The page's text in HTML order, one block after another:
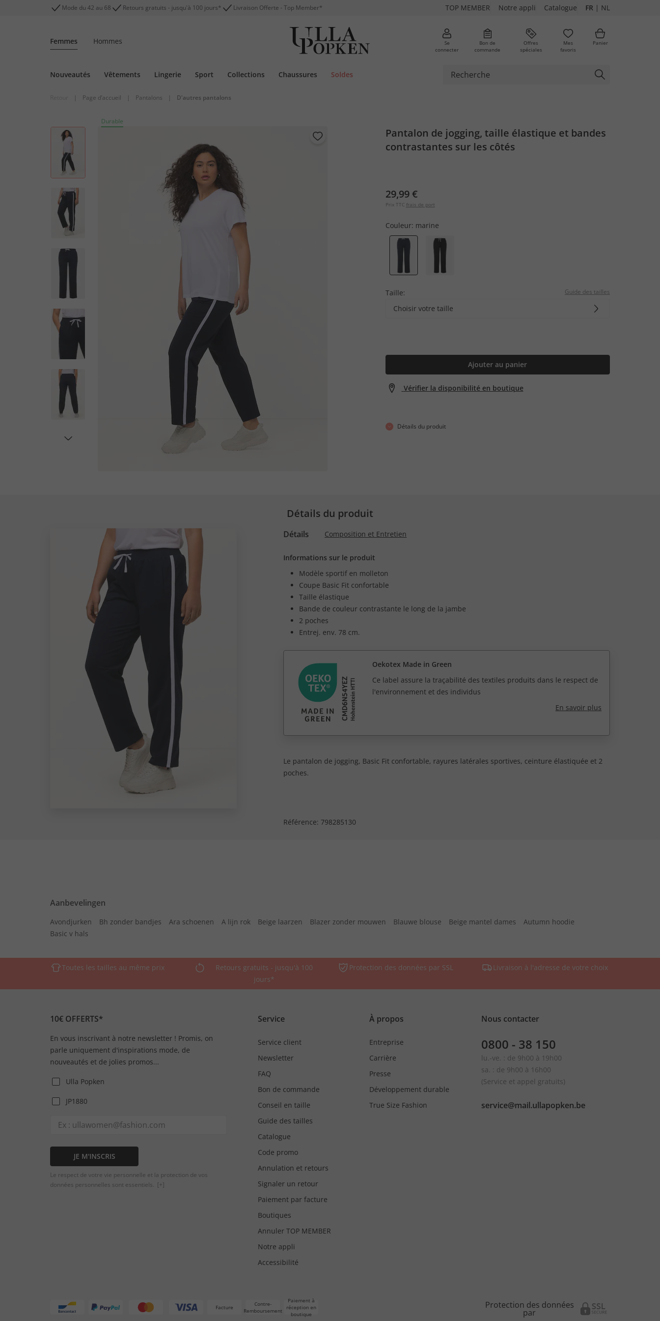
Mode du 42 au 68 Retours gratuits - jusqu'à 100 jours* Livraison Offerte - Top Member* TOP MEMBER Notre appli Catalogue FR | NL
Femmes Hommes
Se
connecter
Bon de
commande
Offres
spéciales
Mes
favoris
Panier
Nouveautés Vêtements Lingerie Sport Collections Chaussures Soldes
| Page d’accueil | Pantalons | D'autres pantalons
Durable
Pantalon de jogging, taille élastique et bandes
contrastantes sur les côtés
29,99 €
Prix TTC frais de port
Couleur: marine
Taille: Guide des tailles
Choisir votre taille
Ajouter au panier
Vérifier la disponibilité en boutique
Détails du produit
Détails du produit
Détails Composition et Entretien
Informations sur le produit
Modèle sportif en molleton
Coupe Basic Fit confortable
Taille élastique
Bande de couleur contrastante le long de la jambe
2 poches
Entrej. env. 78 cm.
Oekotex Made in Green
Ce label assure la traçabilité des textiles produits dans le respect de
l'environnement et des individus
En savoir plus
Le pantalon de jogging, Basic Fit confortable, rayures latérales sportives, ceinture élastiquée et 2
poches.
Référence: 798285130
Aanbevelingen
Avondjurken Bh zonder bandjes Ara schoenen A lijn rok Beige laarzen Blazer zonder mouwen Blauwe blouse Beige mantel dames
Autumn hoodie
Basic v hals
Toutes les tailles au même prix
Retours gratuits - jusqu'à 100
jours*
Protection des données par SSL Livraison à l'adresse de votre choix
10€ OFFERTS*
En vous inscrivant à notre newsletter ! Promis, on
parle uniquement d'inspirations mode, de
nouveautés et de jolies promos...
Ulla Popken
JP1880
JE M'INSCRIS
Le respect de votre vie personnelle et la protection de vos
données personnelles sont essentiels. [+]
Service
Service client
Newsletter
FAQ
Bon de commande
Conseil en taille
Guide des tailles
Catalogue
Code promo
Annulation et retours
Signaler un retour
Paiement par facture
Boutiques
Annuler TOP MEMBER
Notre appli
Accessibilité
À propos
Entreprise
Carrière
Presse
Développement durable
True Size Fashion
Nous contacter
0800 - 38 150
lu.-ve. : de 9h00 à 19h00
sa. : de 9h00 à 16h00
(Service et appel gratuits)
service@mail.ullapopken.be
Facture
Contre-
Remboursement
Paiement à
réception en
boutique
Protection des données
par